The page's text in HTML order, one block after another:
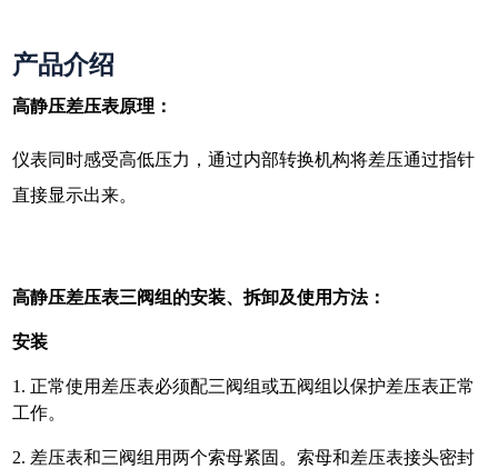
产品介绍
高静压差压表原理：
仪表同时感受高低压力，通过内部转换机构将差压通过指针
直接显示出来。
高静压差压表三阀组的安装、拆卸及使用方法：
安装
1. 正常使用差压表必须配三阀组或五阀组以保护差压表正常
工作。
2. 差压表和三阀组用两个索母紧固。索母和差压表接头密封